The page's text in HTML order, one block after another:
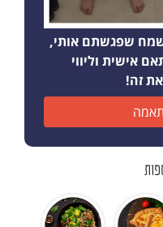
שמח שפגשתם אותי,
אישית וליווי
זה!